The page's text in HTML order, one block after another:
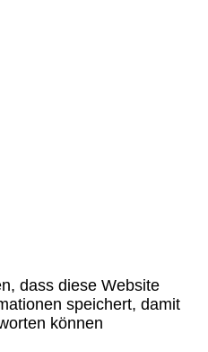
dass diese Website
speichert, damit
können